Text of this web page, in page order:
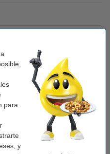
para
y
Xtreme Power AAA -